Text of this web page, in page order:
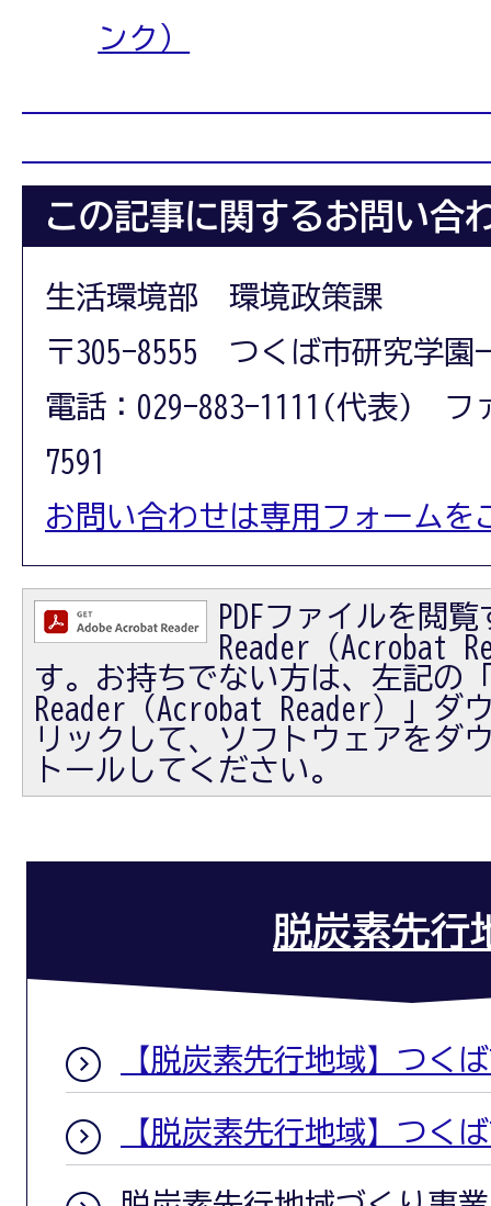
ンク）
この記事に関するお問い合
生活環境部 環境政策課
〒305-8555 つくば市研究学園
電話：029-883-1111(代表) フ
7591
お問い合わせは専用フォームを
PDFファイルを閲
Reader（Acrobat
す。お持ちでない方は、左記の
Reader（Acrobat Reader）」ダ
リックして、ソフトウェアをダ
トールしてください。
脱炭素先行
【脱炭素先行地域】つく
【脱炭素先行地域】つく